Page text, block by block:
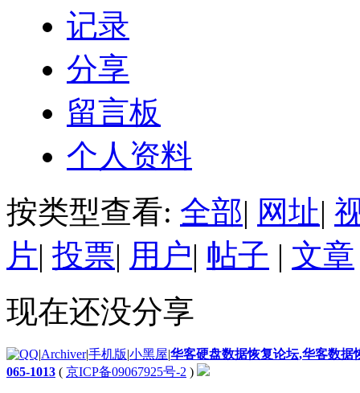
记录
分享
留言板
个人资料
按类型查看: 全部| 网址|
片| 投票| 用户| 帖子 | 文章
现在还没分享
|Archiver|手机版|小黑屋|华客硬盘数据恢复论坛,华客数
065-1013 ( 京ICP备09067925号-2 )